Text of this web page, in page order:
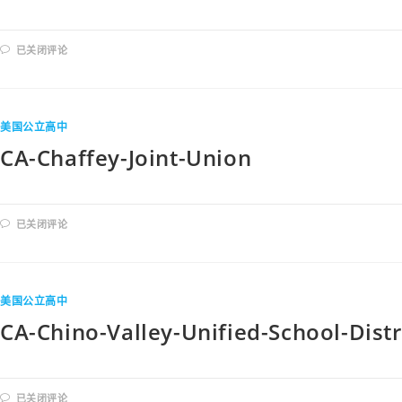
已关闭评论
美国公立高中
CA-Chaffey-Joint-Union
已关闭评论
美国公立高中
CA-Chino-Valley-Unified-School-
已关闭评论